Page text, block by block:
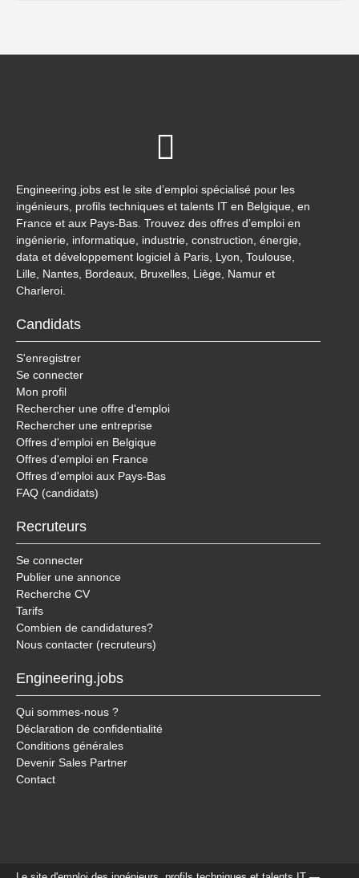
Engineering.jobs est le site d’emploi spécialisé pour les
ingénieurs, profils techniques et talents IT en Belgique, en
France et aux Pays-Bas. Trouvez des offres d’emploi en
ingénierie, informatique, industrie, construction, énergie,
data et développement logiciel à Paris, Lyon, Toulouse,
Lille, Nantes, Bordeaux, Bruxelles, Liège, Namur et
Charleroi.
Candidats
S'enregistrer
Se connecter
Mon profil
Rechercher une offre d'emploi
Rechercher une entreprise
Offres d'emploi en Belgique
Offres d'emploi en France
Offres d'emploi aux Pays-Bas
FAQ (candidats)
Recruteurs
Se connecter
Publier une annonce
Recherche CV
Tarifs
Combien de candidatures?
Nous contacter (recruteurs)
Engineering.jobs
Qui sommes-nous ?
Déclaration de confidentialité
Conditions générales
Devenir Sales Partner
Contact